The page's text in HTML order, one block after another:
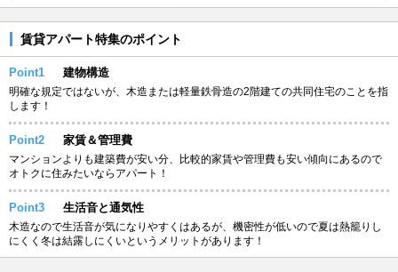
賃貸アパート特集のポイント
Point1 建物構造
明確な規定ではないが、木造または軽量鉄骨造の2階建ての共同住宅のことを指
します！
Point2 家賃＆管理費
マンションよりも建築費が安い分、比較的家賃や管理費も安い傾向にあるので
オトクに住みたいならアパート！
Point3 生活音と通気性
木造なので生活音が気になりやすくはあるが、機密性が低いので夏は熱籠りし
にくく冬は結露しにくいというメリットがあります！